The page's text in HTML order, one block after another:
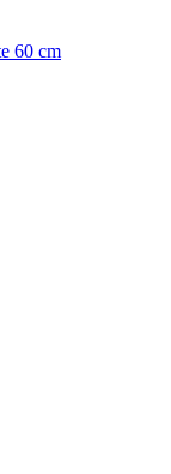
60 cm